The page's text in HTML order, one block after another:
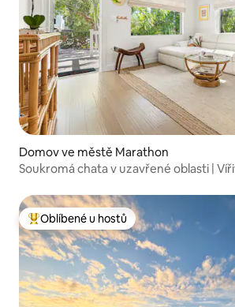
Domov ve městě Marathon
Soukromá chata v uzavřené oblasti |
Nejlepší v kategorii Oblíbené u hostů
Oblíbené u hostů